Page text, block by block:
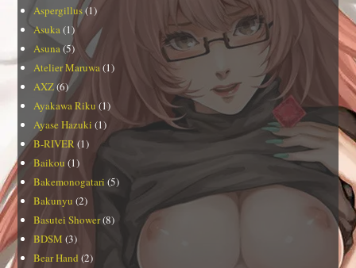
Aspergillus(1)
Asuka(1)
Asuna(5)
Atelier Maruwa(1)
AXZ(6)
Ayakawa Riku (1)
Ayase Hazuki (1)
B-RIVER(1)
Baikou (1)
Bakemonogatari (5)
Bakunyu (2)
Basutei Shower(8)
BDSM (3)
Bear Hand (2)